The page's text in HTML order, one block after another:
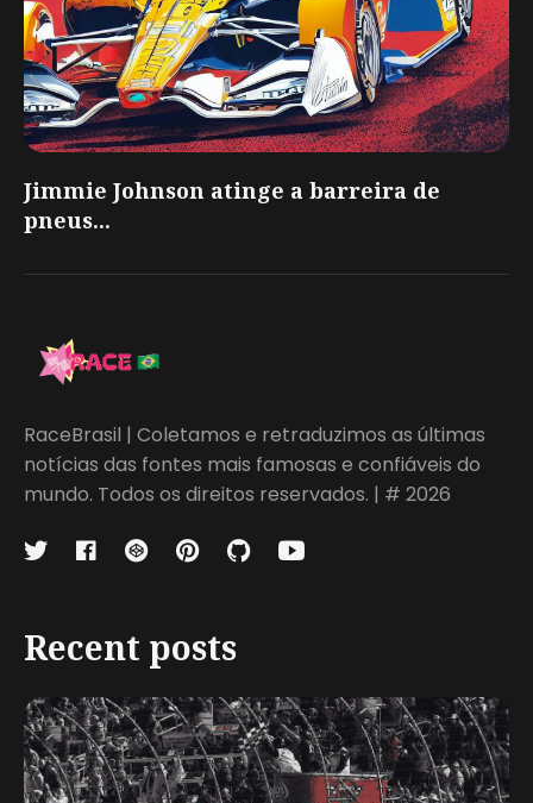
Jimmie Johnson atinge a barreira de
pneus...
RaceBrasil | Coletamos e retraduzimos as últimas
notícias das fontes mais famosas e confiáveis do
mundo. Todos os direitos reservados. | # 2026
Recent posts